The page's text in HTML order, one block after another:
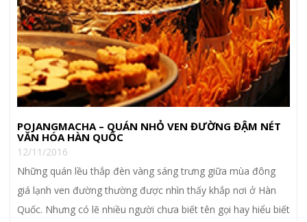
POJANGMACHA – QUÁN NHỎ VEN ĐƯỜNG ĐẬM NÉT
VĂN HÓA HÀN QUỐC
12/11/2016
Những quán lều thắp đèn vàng sáng trưng giữa mùa đông
giá lạnh ven đường thường được nhìn thấy khắp nơi ở Hàn
Quốc. Nhưng có lẽ nhiều người chưa biết tên gọi hay hiểu biết